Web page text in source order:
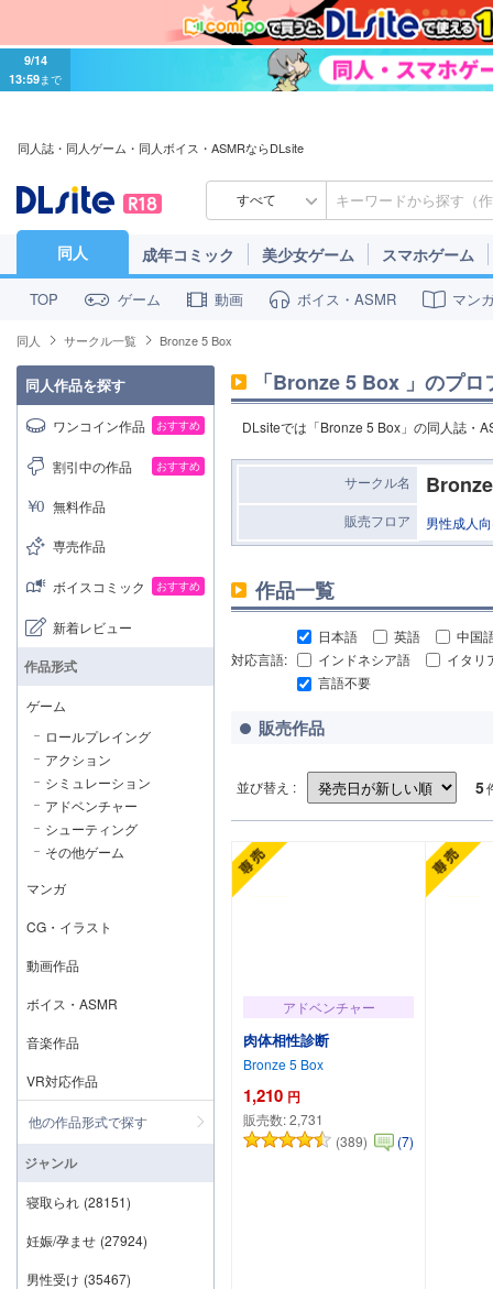
9/14
13:59まで
同人誌・同人ゲーム・同人ボイス・ASMRならDLsite
すべて
同人 成年コミック 美少女ゲーム スマホゲーム
TOP ゲーム 動画 ボイス・ASMR マン
同人 サークル一覧 Bronze 5 Box
「Bronze 5 Box 」のプ
DLsiteでは「Bronze 5 Box」の同人誌・
サークル名
販売フロア 男性成人
作品一覧
対応言語:
日本語 英語
中国
インドネシア語
イタリ
言語不要
販売作品
並び替え : 5
アドベンチャー
肉体相性診断
Bronze 5 Box
1,210 円
販売数:2,731
(389)
(7)
同人作品を探す
ワンコイン作品 おすすめ
割引中の作品 おすすめ
無料作品
専売作品
ボイスコミック おすすめ
新着レビュー
作品形式
ゲーム
ロールプレイング
アクション
シミュレーション
アドベンチャー
シューティング
その他ゲーム
マンガ
CG・イラスト
動画作品
ボイス・ASMR
音楽作品
VR対応作品
他の作品形式で探す
ジャンル
寝取られ (28151)
妊娠/孕ませ (27924)
男性受け (35467)